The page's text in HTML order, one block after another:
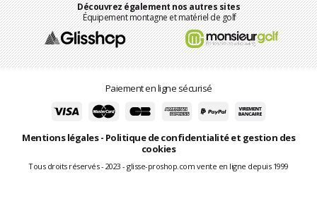
Découvrez également nos autres sites
Équipement montagne et matériel de golf
Paiement en ligne sécurisé
Mentions légales- Politique de confidentialité et gestion des
cookies
Tous droits réservés - 2023 - glisse-proshop.com vente en ligne depuis 1999